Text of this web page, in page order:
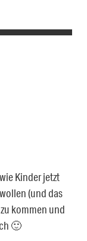
Kinder jetzt
(und das
kommen und
🙂